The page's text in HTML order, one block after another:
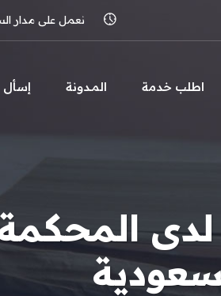
نعمل على مدار
اطلب خدمة المـدونة إسأل
لدى